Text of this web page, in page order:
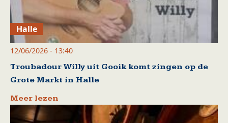
Halle
12/06/2026 - 13:40
Troubadour Willy uit Gooik komt zingen op de
Grote Markt in Halle
Meer lezen